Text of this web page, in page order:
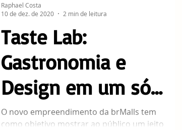
Taste Lab:
Gastronomia e
Design em um só
lugar
O novo empreendimento da brMalls tem
como objetivo mostrar ao público um jeito
Raphael Costa
10 de dez. de 2020
2 min de leitura